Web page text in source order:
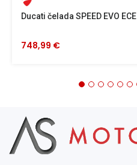
Ducati čelada SPEED EVO ECE
748,99 €